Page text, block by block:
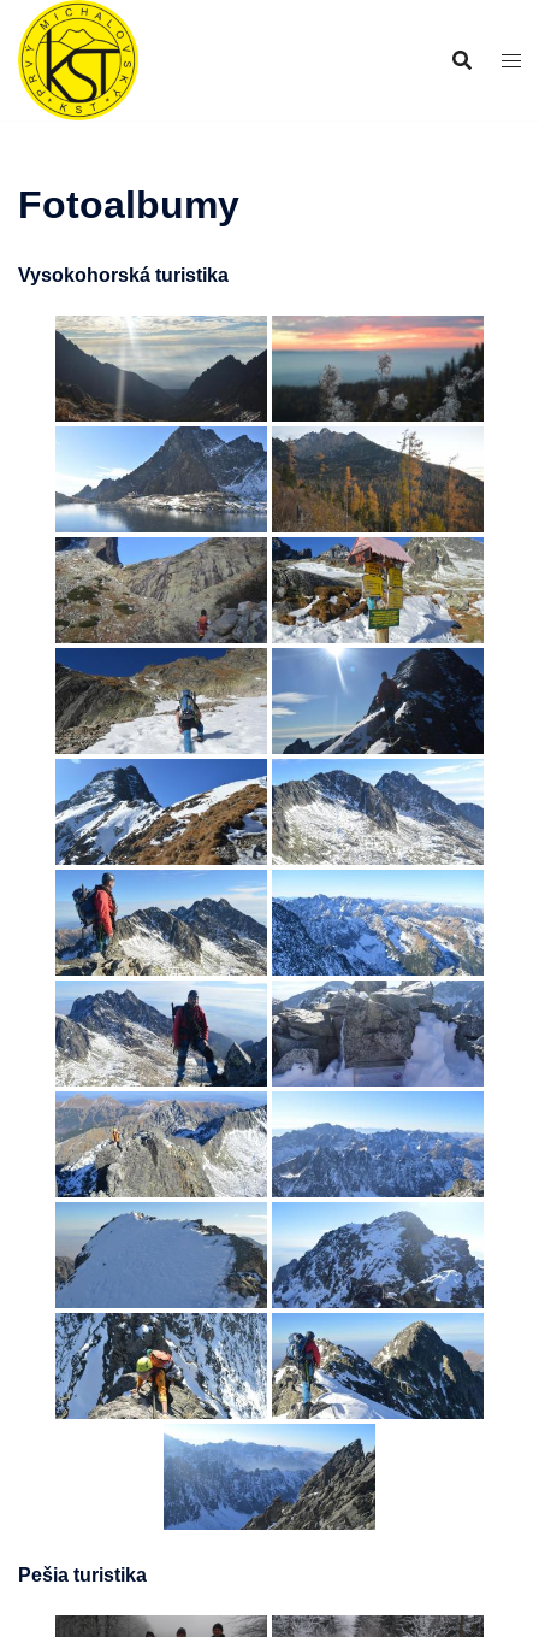
Preskočiť
obsah
Fotoalbumy
Vysokohorská turistika
Pešia turistika